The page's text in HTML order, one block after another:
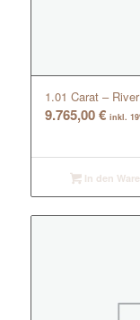
1.01 Carat –
9.765,00€ inkl.
In den